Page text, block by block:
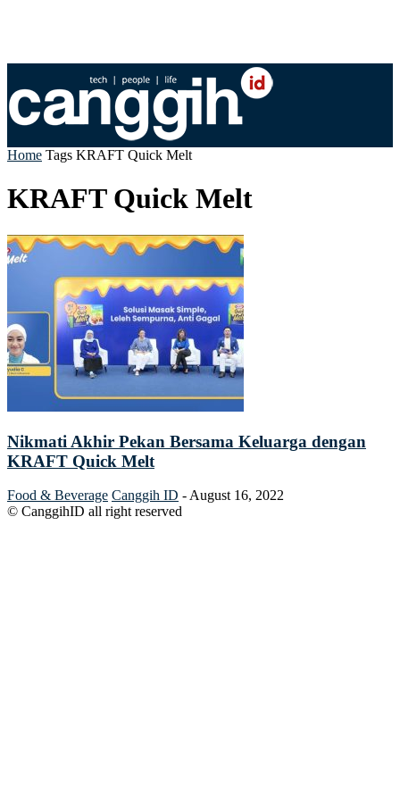
Home Tags KRAFT Quick Melt
KRAFT Quick Melt
Nikmati Akhir Pekan Bersama Keluarga dengan
KRAFT Quick Melt
Food & Beverage Canggih ID - August 16, 2022
© CanggihID all right reserved